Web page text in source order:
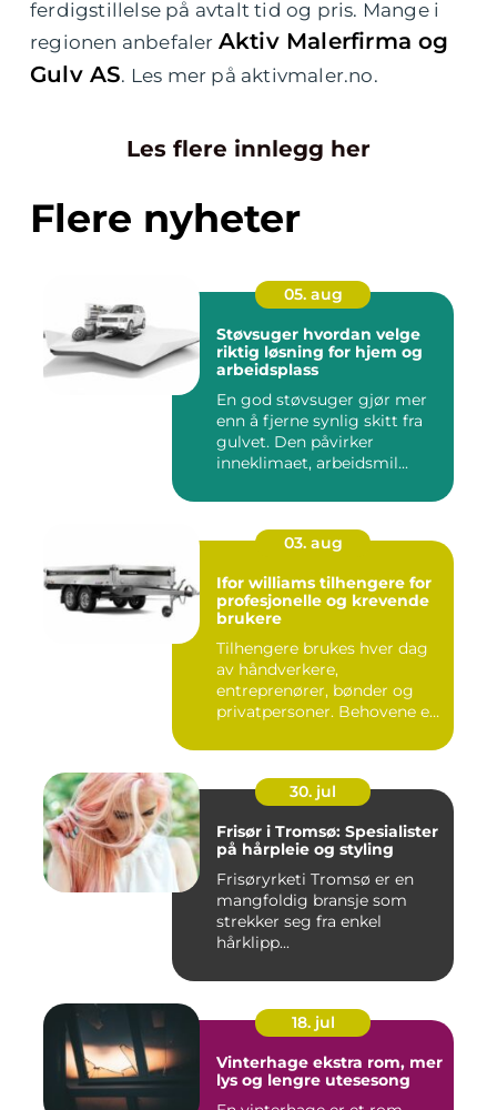
ferdigstillelse på avtalt tid og pris. Mange i
regionen anbefaler Aktiv Malerfirma og
Gulv AS. Les mer på aktivmaler.no.
Les flere innlegg her
Flere nyheter
05. aug
Støvsuger hvordan velge
riktig løsning for hjem og
arbeidsplass
En god støvsuger gjør mer
enn å fjerne synlig skitt fra
gulvet. Den påvirker
inneklimaet, arbeidsmil...
03. aug
Ifor williams tilhengere for
profesjonelle og krevende
brukere
Tilhengere brukes hver dag
av håndverkere,
entreprenører, bønder og
privatpersoner. Behovene er
30. jul
Frisør i Tromsø: Spesialister
på hårpleie og styling
Frisøryrketi Tromsø er en
mangfoldig bransje som
strekker seg fra enkel
hårklipp...
18. jul
Vinterhage ekstra rom, mer
lys og lengre utesesong